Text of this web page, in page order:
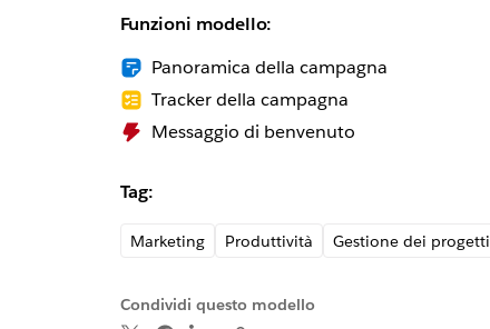
Funzioni modello:
Panoramica della campagna
Tracker della campagna
Messaggio di benvenuto
Tag:
Marketing Produttività Gestione dei progetti
Condividi questo modello